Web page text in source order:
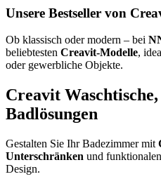
Unsere Bestseller von
Ob klassisch oder modern – bei
beliebtesten Creavit-Modelle,
oder gewerbliche Objekte.
Creavit
Badlösungen
Gestalten Sie Ihr Badezimmer mit
Unterschränken und funktionalen
Design.